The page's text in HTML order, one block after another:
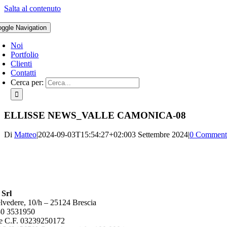
Salta al contenuto
Navigation
Noi
Portfolio
Clienti
Contatti
Cerca per:
ELLISSE NEWS_VALLE CAMONICA-08
Di Matteo|2024-09-03T15:54:27+02:003 Settembre 2024|0
Srl
10/h – 25124 Brescia
3531950
C.F. 03239250172